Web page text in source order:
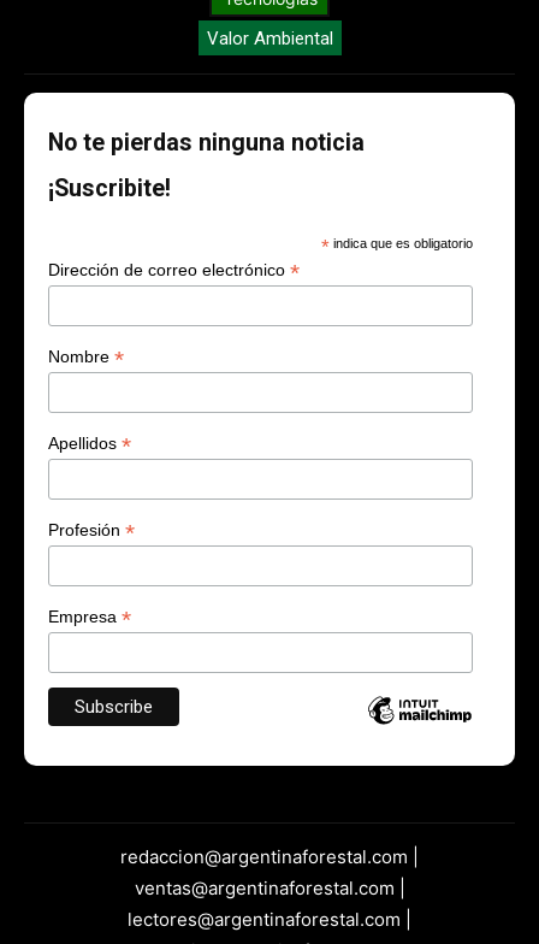
Valor Ambiental
No te pierdas ninguna noticia
¡Suscribite!
* indica que es obligatorio
Dirección de correo electrónico *
Nombre *
Apellidos *
Profesión *
Empresa *
redaccion@argentinaforestal.com |
ventas@argentinaforestal.com |
lectores@argentinaforestal.com |